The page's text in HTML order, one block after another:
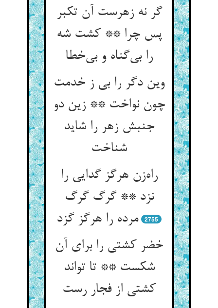
گر نه زهرست آن تکبر
پس چرا ** کشت شه
را بی‌گناه و بی‌خطا
وین دگر را بی ز خدمت
چون نواخت ** زین دو
جنبش زهر را شاید
شناخت
راه‌زن هرگز گدایی را
نزد ** گرگ گرگ
مرده را هرگز گزد
2755
خضر کشتی را برای آن
شکست ** تا تواند
کشتی از فجار رست